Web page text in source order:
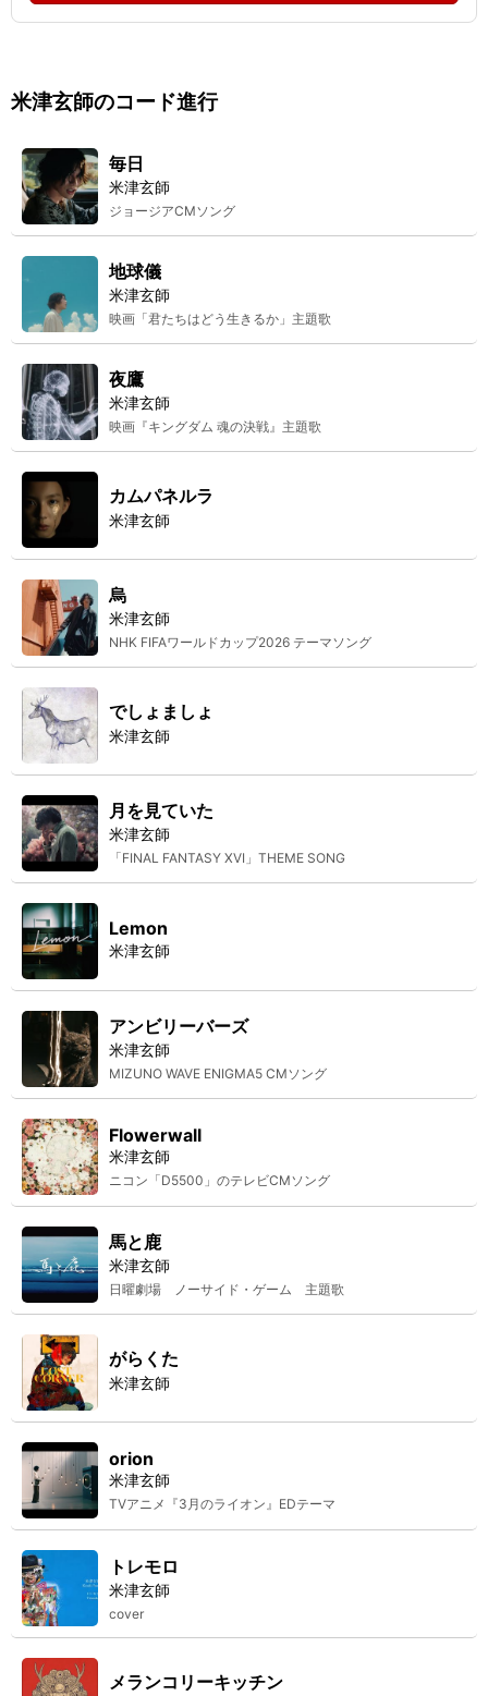
米津玄師のコード進行
毎日
米津玄師
ジョージアCMソング
地球儀
米津玄師
映画「君たちはどう生きるか」主題歌
夜鷹
米津玄師
映画『キングダム 魂の決戦』主題歌
カムパネルラ
米津玄師
烏
米津玄師
NHK FIFAワールドカップ2026 テーマソング
でしょましょ
米津玄師
月を見ていた
米津玄師
「FINAL FANTASY XVI」THEME SONG
Lemon
米津玄師
アンビリーバーズ
米津玄師
MIZUNO WAVE ENIGMA5 CMソング
Flowerwall
米津玄師
ニコン「D5500」のテレビCMソング
馬と鹿
米津玄師
日曜劇場 ノーサイド・ゲーム 主題歌
がらくた
米津玄師
orion
米津玄師
TVアニメ『3月のライオン』EDテーマ
トレモロ
米津玄師
cover
メランコリーキッチン